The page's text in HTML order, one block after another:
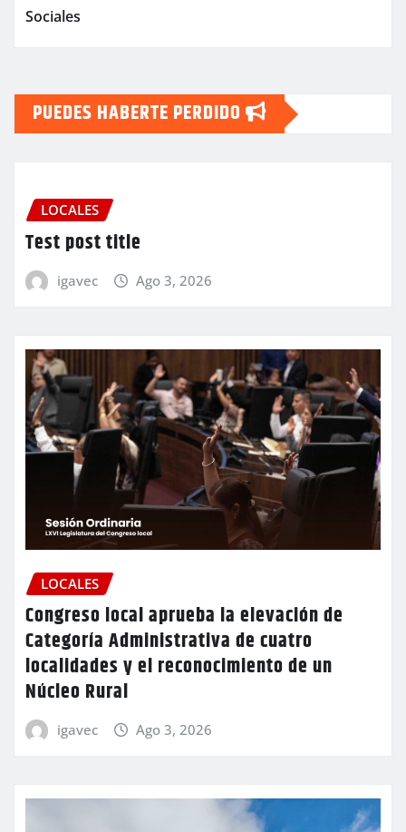
Sociales
PUEDES HABERTE PERDIDO
LOCALES
Test post title
igavec Ago 3, 2026
LOCALES
Congreso local aprueba la elevación de
Categoría Administrativa de cuatro
localidades y el reconocimiento de un
Núcleo Rural
igavec Ago 3, 2026